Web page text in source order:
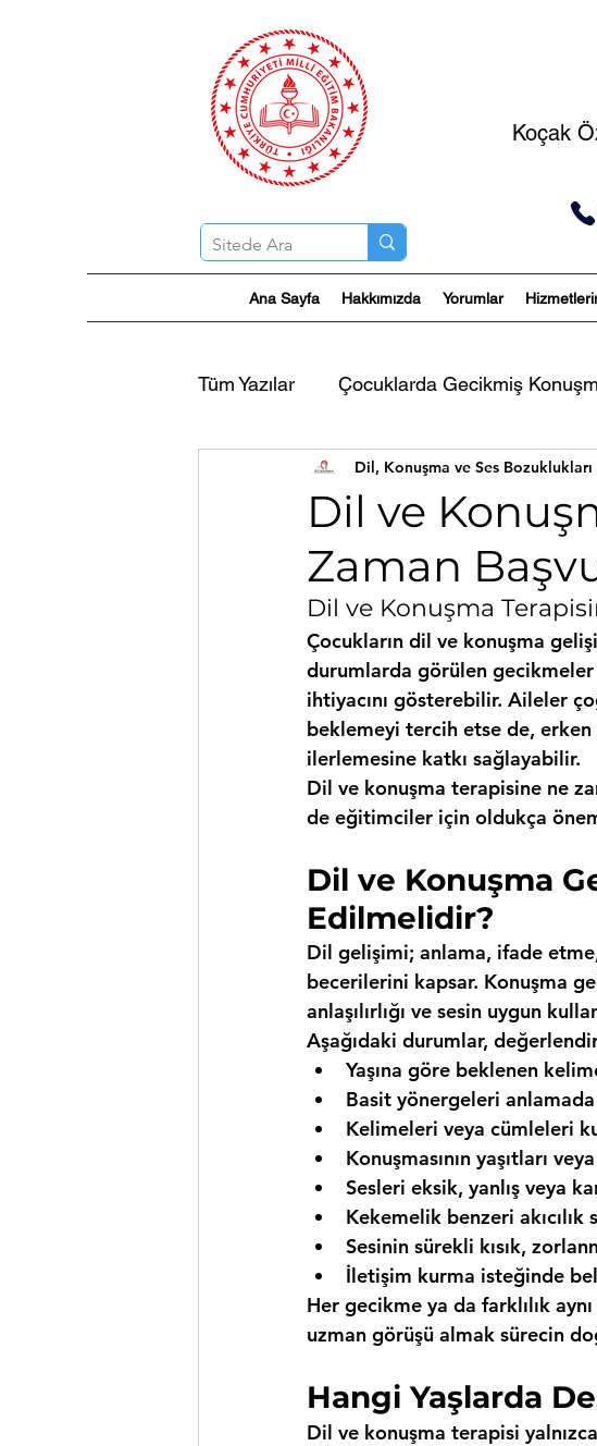
Koçak
Ana Sayfa Hakkımızda Yorumlar
Tüm Yazılar Çocuklarda Gecikmiş
Akıcı Konuşma Bozukluğu
Dil ve
Zaman
Dil, Konuşma ve Ses
Dil ve Konuşma
Çocukların dil ve konuşma
durumlarda görülen
ihtiyacını gösterebilir. Aileler
beklemeyi tercih etse de, erken
ilerlemesine katkı sağlayabilir.
Dil ve konuşma terapisine ne
de eğitimciler için oldukça
Dil ve Konuşma
Edilmelidir?
Dil gelişimi; anlama, ifade
becerilerini kapsar. Konuşma
anlaşılırlığı ve sesin uygun
Aşağıdaki durumlar,
Yaşına göre beklenen
Basit yönergeleri anlamada
Kelimeleri veya cümleleri
Konuşmasının yaşıtları
Sesleri eksik, yanlış veya
Kekemelik benzeri akıcılık
Sesinin sürekli kısık,
İletişim kurma isteğinde
Her gecikme ya da farklılık
uzman görüşü almak sürecin
Hangi Yaşlarda
Dil ve konuşma terapisi